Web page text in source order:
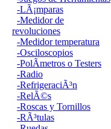
-LÃ¡mparas
-Medidor de
revoluciones
-Medidor temperatura
-Osciloscopios
-PolÃ­metros o Testers
-Radio
-RefrigeraciÃ³n
-RelÃ©s
-Roscas y Tornillos
-RÃ³tulas